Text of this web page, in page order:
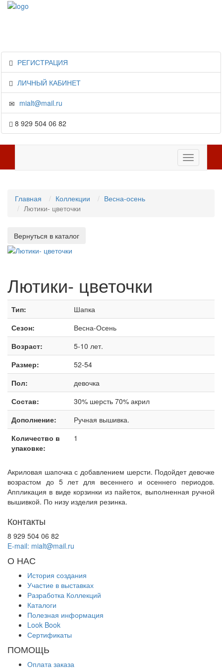
РЕГИСТРАЦИЯ
ЛИЧНЫЙ КАБИНЕТ
mialt@mail.ru
8 929 504 06 82
Toggle
navigation
Главная Коллекции
Весна-осень
Лютики- цветочки
Лютики- цветочки
Тип:
Шапка
Сезон:
Весна-Осень
Возраст:
5-10 лет.
Размер:
52-54
Пол:
девочка
Состав:
30% шерсть 70% акрил
Дополнение:
Ручная вышивка.
Количество в
упаковке:
1
Акриловая шапочка с добавлением шерсти. Подойдет девочке
возрастом до 5 лет для весеннего и осеннего периодов.
Аппликация в виде корзинки из пайеток, выполненная ручной
вышивкой. По низу изделия резинка.
Контакты
8 929 504 06 82
E-mail: mialt@mail.ru
О НАС
История создания
Участие в выставках
Разработка Коллекций
Каталоги
Полезная информация
Look Book
Сертификаты
ПОМОЩЬ
Оплата заказа